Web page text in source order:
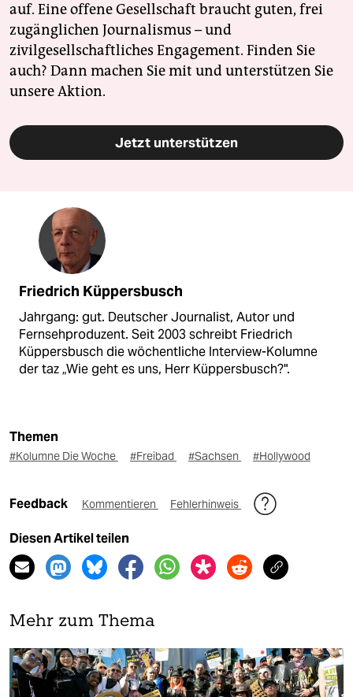
auf. Eine offene Gesellschaft braucht guten, frei
zugänglichen Journalismus – und
zivilgesellschaftliches Engagement. Finden Sie
auch? Dann machen Sie mit und unterstützen Sie
unsere Aktion.
Jetzt unterstützen
Friedrich Küppersbusch
Jahrgang: gut. Deutscher Journalist, Autor und
Fernsehproduzent. Seit 2003 schreibt Friedrich
Küppersbusch die wöchentliche Interview-Kolumne
der taz „Wie geht es uns, Herr Küppersbusch?".
Themen
#Kolumne Die Woche #Freibad #Sachsen #Hollywood
Feedback Kommentieren Fehlerhinweis
Diesen Artikel teilen
Mehr zum Thema